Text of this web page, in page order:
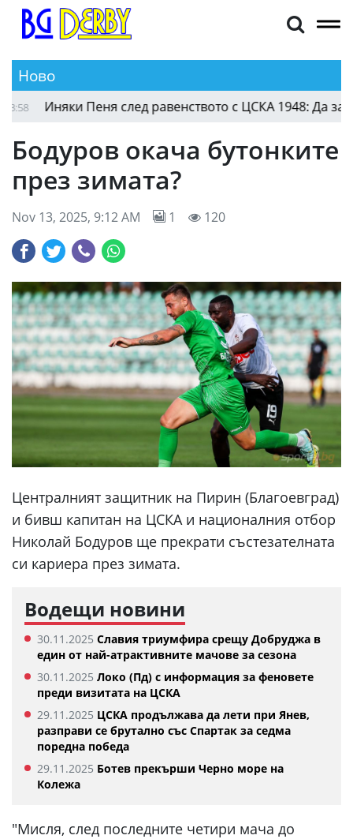
Ново
Иняки Пеня след равенството с ЦСКА 1948: Да
Бодуров окача бутонките
през зимата?
Nov 13, 2025, 9:12 AM 1 120
Централният защитник на Пирин (Благоевград)
и бивш капитан на ЦСКА и националния отбор
Николай Бодуров ще прекрати състезателната
си кариера през зимата.
Водещи новини
30.11.2025 Славия триумфира срещу Добруджа в
един от най-атрактивните мачове за сезона
30.11.2025 Локо (Пд) с информация за феновете
преди визитата на ЦСКА
29.11.2025 ЦСКА продължава да лети при Янев,
разправи се брутално със Спартак за седма
поредна победа
29.11.2025 Ботев прекърши Черно море на
Колежа
"Мисля, след последните четири мача до